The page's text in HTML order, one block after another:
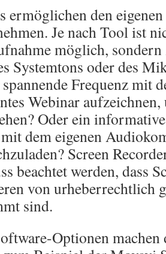
ermöglichen den
Je nach Tool ist
möglich, sondern
Systemtons oder des
Frequenz mit
Webinar aufzeichnen,
Oder ein
dem eigenen
Screen
beachtet werden, dass
von urheberrechtlich
sind.
Optionen machen